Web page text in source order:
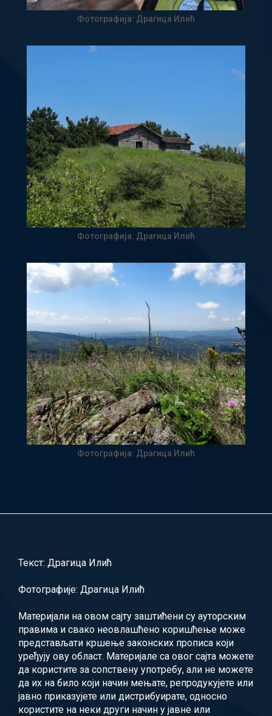
Фотографија: Драгица Илић
Фотографија: Драгица Илић
Фотографија: Драгица Илић
Текст: Драгица Илић
Фотографије: Драгица Илић
Материјали на овом сајту заштићени су ауторским
правима и свако неовлашћено коришћење може
представљати кршење законских прописа који
уређују ову област. Материјале са овог сајта можете
да користите за сопствену употребу, али не можете
да их на било који начин мењате, репродукујете или
јавно приказујете или дистрибуирате, односно
користите на неки други начин у јавне или